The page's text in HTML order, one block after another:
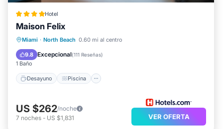
Hotel
Maison Felix
Miami · North Beach 0.60 mi al centro
9.8 Excepcional(111 Reseñas)
1 Baño
Desayuno Piscina
Desayuno Piscina
Balcón/Terraza
US $262/noche
7 noches - US $1,831 VER OFERTA